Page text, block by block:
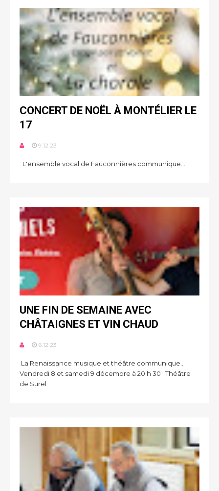
CONCERT DE NOËL À MONTÉLIER LE
17
9.12.23
L'ensemble vocal de Fauconnières communique...
UNE FIN DE SEMAINE AVEC
CHÂTAIGNES ET VIN CHAUD
6.12.23
La Renaissance musique et théâtre communique...
Vendredi 8 et samedi 9 décembre à 20 h 30 Théâtre
de Surel